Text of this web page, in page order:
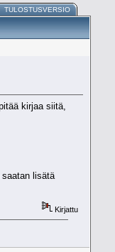
TULOSTUSVERSIO
kirjaa siitä,
lisätä
Kirjattu